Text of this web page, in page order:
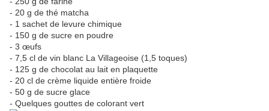
- 20 g de thé matcha
- 1 sachet de levure chimique
- 150 g de sucre en poudre
- 3 œufs
- 7,5 cl de vin blanc La Villageoise (1,5 toques)
- 125 g de chocolat au lait en plaquette
- 20 cl de crème liquide entière froide
- 50 g de sucre glace
- Quelques gouttes de colorant vert